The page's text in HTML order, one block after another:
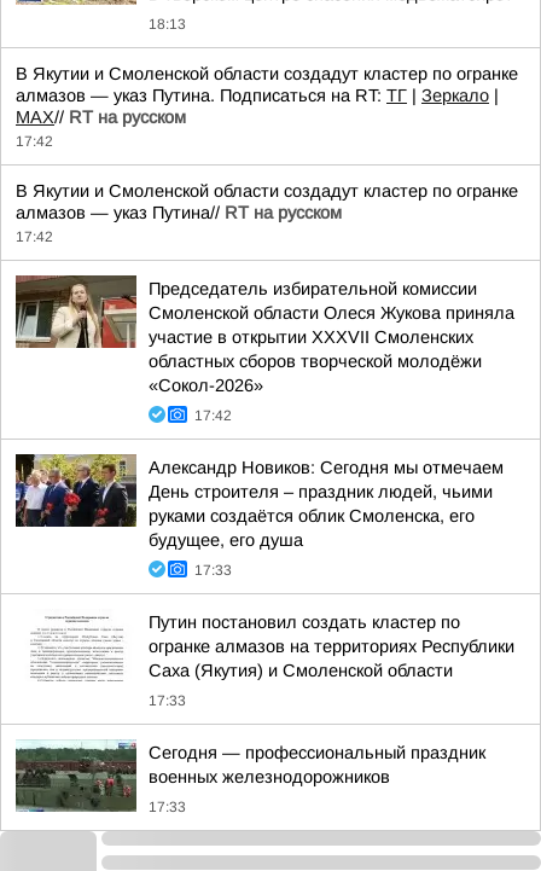
18:13
В Якутии и Смоленской области создадут кластер по огранке
алмазов — указ Путина. Подписаться на RT: ТГ | Зеркало |
MAX// RT на русском
17:42
В Якутии и Смоленской области создадут кластер по огранке
алмазов — указ Путина// RT на русском
17:42
Председатель избирательной комиссии
Смоленской области Олеся Жукова приняла
участие в открытии XXXVII Смоленских
областных сборов творческой молодёжи
«Сокол-2026»
17:42
Александр Новиков: Сегодня мы отмечаем
День строителя – праздник людей, чьими
руками создаётся облик Смоленска, его
будущее, его душа
17:33
Путин постановил создать кластер по
огранке алмазов на территориях Республики
Саха (Якутия) и Смоленской области
17:33
Сегодня — профессиональный праздник
военных железнодорожников
17:33